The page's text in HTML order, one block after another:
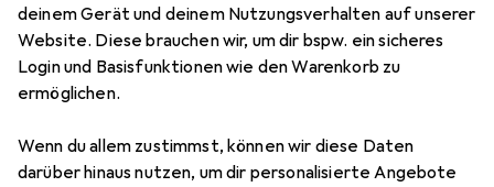
deinem Gerät und deinem Nutzungsverhalten auf unserer
Website. Diese brauchen wir, um dir bspw. ein sicheres
Login und Basisfunktionen wie den Warenkorb zu
ermöglichen.
Wenn du allem zustimmst, können wir diese Daten
darüber hinaus nutzen, um dir personalisierte Angebote
2 Bilder
StarTechUSB 2.0 A auf B Kabel
Preis in EUR inkl. MwSt.
EUR
8,08